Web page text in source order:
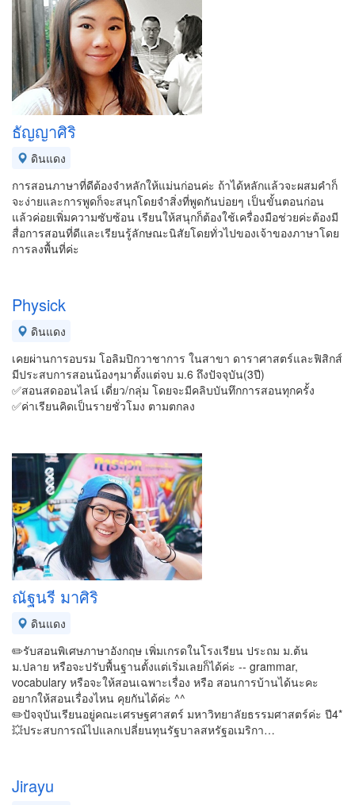
ธัญญาศิริ
ดินแดง
การสอนภาษาที่ดีต้องจำหลักให้แม่นก่อนค่ะ ถ้าได้หลักแล้วจะผสมคำก็
จะง่ายและการพูดก็จะสนุกโดยจำสิ่งที่พูดกันบ่อยๆ เป็นขั้นตอนก่อน
แล้วค่อยเพิ่มความซับซ้อน เรียนให้สนุกก็ต้องใช้เครื่องมือช่วยค่ะต้องมี
สื่อการสอนที่ดีและเรียนรู้ลักษณะนิสัยโดยทั่วไปของเจ้าของภาษาโดย
การลงพื้นที่ค่ะ
Physick
ดินแดง
เคยผ่านการอบรม โอลิมปิกวาชาการ ในสาขา ดาราศาสตร์และฟิสิกส์
มีประสบการสอนน้องๆมาตั้งแต่จบ ม.6 ถึงปัจจุบัน(3ปี)
✅สอนสดออนไลน์ เดี่ยว/กลุ่ม โดยจะมีคลิบบันทึกการสอนทุกครั้ง
✅ค่าเรียนคิดเป็นรายชั่วโมง ตามตกลง
ณัฐนรี มาศิริ
ดินแดง
✏️รับสอนพิเศษภาษาอังกฤษ เพิ่มเกรดในโรงเรียน ประถม ม.ต้น
ม.ปลาย หรือจะปรับพื้นฐานตั้งแต่เริ่มเลยก็ได้ค่ะ -- grammar,
vocabulary หรือจะให้สอนเฉพาะเรื่อง หรือ สอนการบ้านได้นะคะ
อยากให้สอนเรื่องไหน คุยกันได้ค่ะ ^^
✏️ปัจจุบันเรียนอยู่คณะเศรษฐศาสตร์ มหาวิทยาลัยธรรมศาสตร์ค่ะ ปี4*
💥ประสบการณ์ไปแลกเปลี่ยนทุนรัฐบาลสหรัฐอเมริกา…
Jirayu